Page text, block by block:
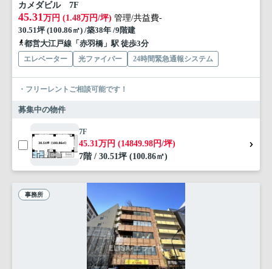
カメダビル 7F
45.31万円 (1.48万円/坪) 管理/共益費-
30.51坪 (100.86㎡) /築38年 /9階建
都営大江戸線「赤羽橋」駅 徒歩3分
エレベーター 光ファイバー 24時間緊急通報システム
・フリーレントご相談可能です！
募集中の物件
7F
45.31万円 (14849.98円/坪)
7階 / 30.51坪 (100.86㎡)
事務所